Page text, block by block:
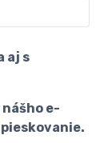
aj s
e-